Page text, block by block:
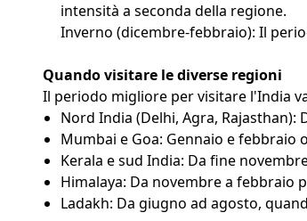
intensità a seconda della regione.
Inverno (dicembre-febbraio): Il
Quando visitare le diverse regioni
Il periodo migliore per visitare l'India
Nord India (Delhi, Agra,
Mumbai e Goa: Gennaio e
Kerala e sud India: Da fine
Himalaya: Da novembre a febbraio
Ladakh: Da giugno ad agosto,